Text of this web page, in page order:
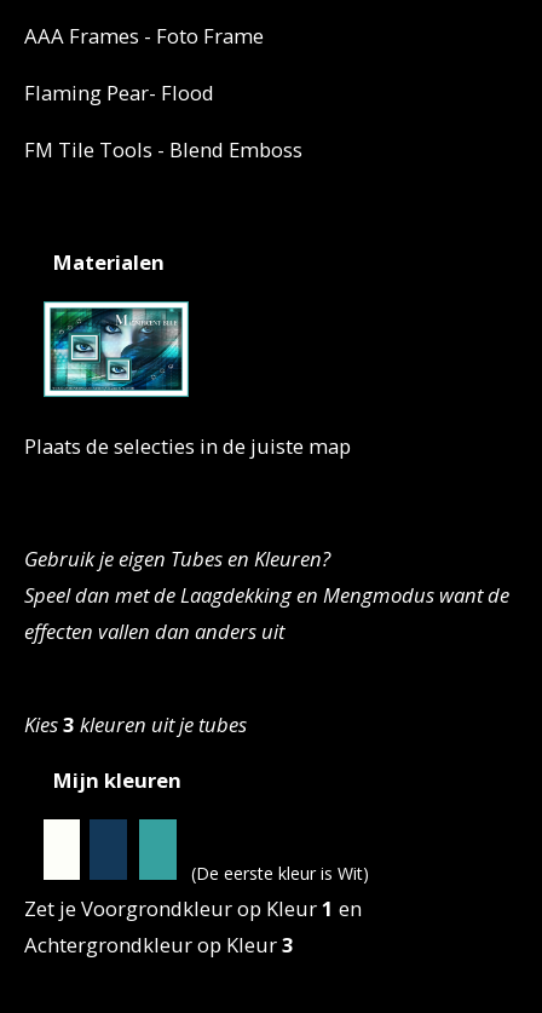
AAA Frames - Foto Frame
Flaming Pear- Flood
FM Tile Tools - Blend Emboss
Materialen
Plaats de selecties in de juiste map
Gebruik je eigen Tubes en Kleuren?
Speel dan met de Laagdekking en Mengmodus want de
effecten vallen dan anders uit
Kies3 kleuren uit je tubes
Mijn kleuren
(De eerste kleur is Wit)
Zet je Voorgrondkleur op Kleur1 en
Achtergrondkleur op Kleur3